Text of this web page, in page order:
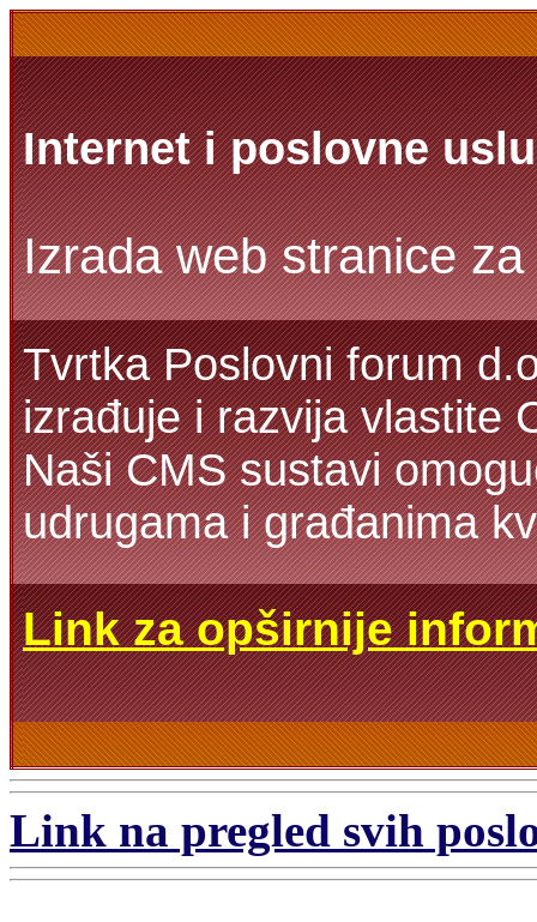
Internet i poslovne
Izrada web stranice
Tvrtka Poslovni forum
izrađuje i razvija vlastite
Naši CMS sustavi
udrugama i građanima
Link za opširnije
Link na pregled svih